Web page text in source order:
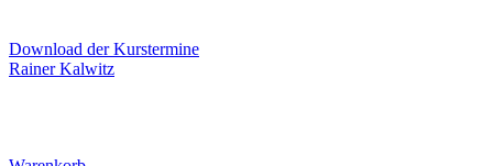
Download der Kurstermine
Rainer Kalwitz